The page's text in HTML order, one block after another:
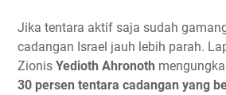
Jika tentara aktif saja sudah
cadangan Israel jauh lebih parah.
Zionis Yedioth Ahronoth
30 persen tentara cadangan yang